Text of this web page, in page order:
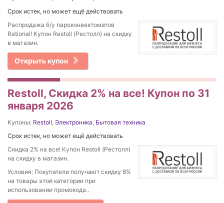
Срок истек, но может ещё действовать
Распродажа б/у пароконвектоматов
Rational! Купон Restoll (Рестолл) на скидку
в магазин.
Открыть купон
Restoll, Скидка 2% на все! Купон по 31
января 2026
Купоны: Restoll, Электроника, Бытовая техника
Срок истек, но может ещё действовать
Скидка 2% на все! Купон Restoll (Рестолл)
на скидку в магазин.
Условия: Покупатели получают скидку 8%
на товары этой категории при
использовании промокода..